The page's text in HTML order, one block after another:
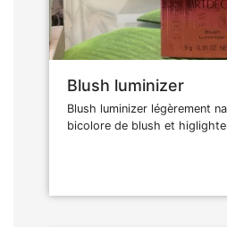
Blush luminizer
Blush luminizer légèrement
bicolore de blush et